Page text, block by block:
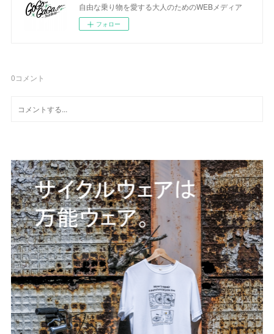
自由な乗り物を愛する大人のためのWEBメディア
フォロー
0コメント